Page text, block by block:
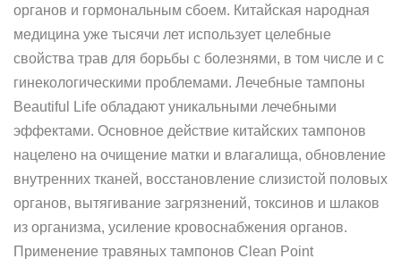
органов и гормональным сбоем. Китайская народная
медицина уже тысячи лет использует целебные
свойства трав для борьбы с болезнями, в том числе и с
гинекологическими проблемами. Лечебные тампоны
Beautiful Life обладают уникальными лечебными
эффектами. Основное действие китайских тампонов
нацелено на очищение матки и влагалища, обновление
внутренних тканей, восстановление слизистой половых
органов, вытягивание загрязнений, токсинов и шлаков
из организма, усиление кровоснабжения органов.
Применение травяных тампонов Clean Point